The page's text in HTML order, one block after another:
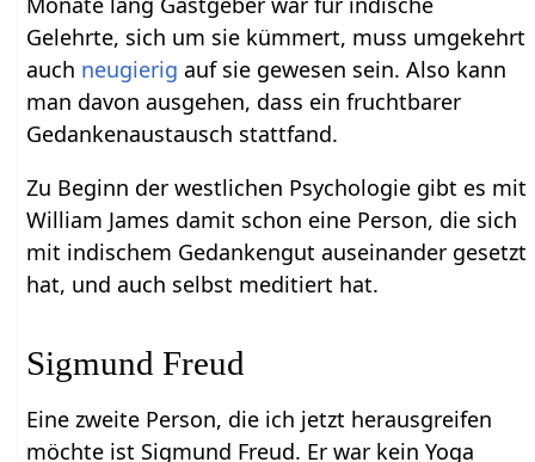
Gelehrte, sich um sie kümmert, muss umgekehrt
auch neugierig auf sie gewesen sein. Also kann
man davon ausgehen, dass ein fruchtbarer
Gedankenaustausch stattfand.
Zu Beginn der westlichen Psychologie gibt es mit
William James damit schon eine Person, die sich
mit indischem Gedankengut auseinander gesetzt
hat, und auch selbst meditiert hat.
Sigmund Freud
Eine zweite Person, die ich jetzt herausgreifen
möchte ist Sigmund Freud. Er war kein Yoga